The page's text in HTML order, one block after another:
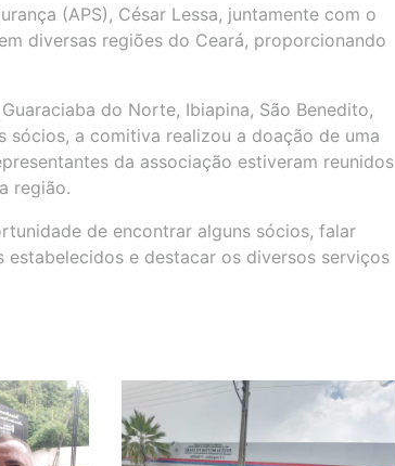
(APS), César Lessa, juntamente com o
diversas regiões do Ceará, proporcionando
do Norte, Ibiapina, São Benedito,
sócios, a comitiva realizou a doação de uma
da associação estiveram reunidos
região.
de encontrar alguns sócios, falar
e destacar os diversos serviços